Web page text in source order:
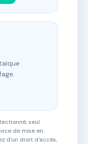
seul
de mise en
d'un droit d'accès,